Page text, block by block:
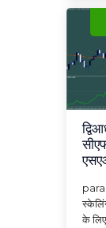
के